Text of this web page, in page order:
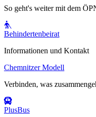
So geht's weiter mit dem
Behindertenbeirat
Informationen und Kontakt
Chemnitzer Modell
Verbinden, was
PlusBus